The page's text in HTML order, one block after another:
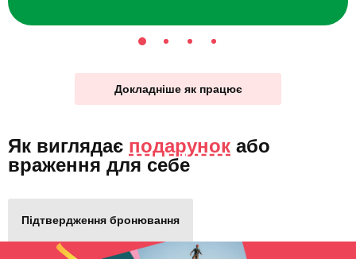
Докладніше як працює
Як виглядає подарунок або
враження для себе
Підтвердження бронювання